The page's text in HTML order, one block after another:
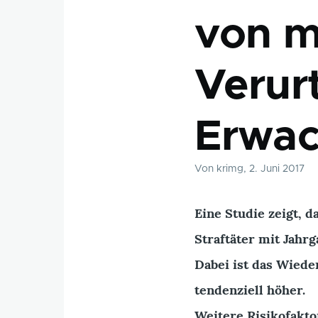
von
Von krimg, 2. Juni 2017
Eine Studie zeigt,
Straftäter mit
Dabei ist das
tendenziell höher.